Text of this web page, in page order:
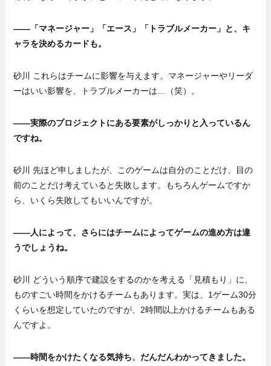
——「マネージャー」「エース」「トラブルメーカー」と、キ
ャラを決めるカードも。
砂川 これらはチームに影響を与えます。マネージャーやリーダ
ーはいい影響を、トラブルメーカーは…（笑）。
——実際のプロジェクトにある要素がしっかりと入っているん
ですね。
砂川 先ほど申しましたが、このゲームは自分のことだけ、目の
前のことだけ考えていると失敗します。もちろんゲームですか
ら、いくら失敗してもいいんですが。
——人によって、さらにはチームによってゲームの進め方は違
うでしょうね。
砂川 どういう順序で建設をするのかを考える「見積もり」に、
ものすごい時間をかけるチームもあります。実は、1ゲーム30分
くらいを想定していたのですが、2時間以上かけるチームもある
んですよ。
——時間をかけたくなる気持ち、だんだんわかってきました。